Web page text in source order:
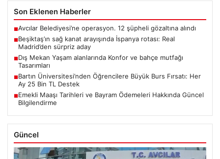
Son Eklenen Haberler
■Avcılar Belediyesi’ne operasyon. 12 şüpheli gözaltına alındı
■Beşiktaş’ın sağ kanat arayışında İspanya rotası: Real
Madrid’den sürpriz aday
■Dış Mekan Yaşam alanlarında Konfor ve bahçe mutfağı
Tasarımları
■Bartın Üniversitesi’nden Öğrencilere Büyük Burs Fırsatı: Her
Ay 25 Bin TL Destek
■Emekli Maaşı Tarihleri ve Bayram Ödemeleri Hakkında Güncel
Bilgilendirme
Güncel